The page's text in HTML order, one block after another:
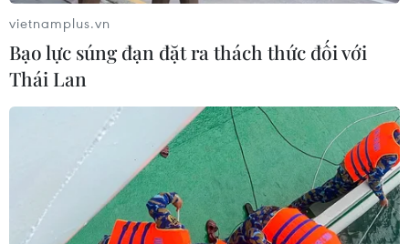
Việt Nam giúp Tạp chí AlounMai của Lào
xây dựng phiên bản điện tử
05/07/2023 11:53
Ông Lê Hải nhấn mạnh Tạp chí Cộng sản sẽ chia sẻ
các kinh nghiệm tích lũy trong quá trình làm báo điện tử
cho Tạp chí điện tử AlounMai và sẽ hỗ trợ để Tạp chí
vietnamplus.vn
Bạo lực súng đạn đặt ra thách thức đối với
Thái Lan